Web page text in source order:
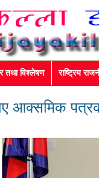
तथा विश्लेषण राष्ट्रिय
आक्समिक